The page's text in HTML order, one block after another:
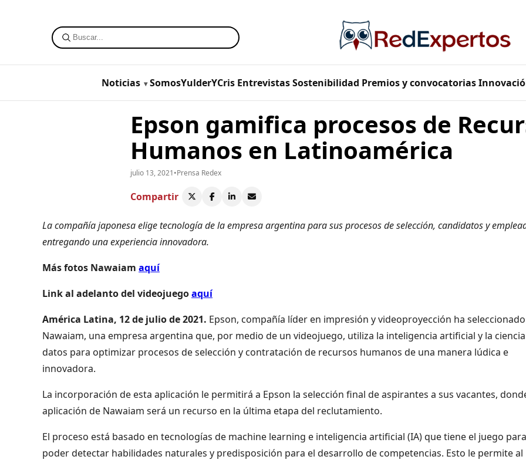
Noticias SomosYulderYCris Entrevistas Sostenibilidad Premios y convocatorias
Epson gamifica procesos de
Humanos en Latinoamérica
julio 13, 2021•Prensa Redex
Compartir
La compañía japonesa elige tecnología de la empresa argentinapara sus procesos de selección, candidatos y
entregando una experiencia innovadora.
Más fotos Nawaiam aquí
Link al adelanto del videojuegoaquí
América Latina, 12 de julio de 2021. Epson, compañía líder en impresión y videoproyección ha
Nawaiam, una empresa argentina que, por medio de un videojuego, utiliza la inteligencia artificial y la
datos para optimizar procesos de selección y contratación de recursos humanos de una manera lúdica e
innovadora.
La incorporación de esta aplicación le permitirá a Epson la selección final de aspirantes a sus vacantes,
aplicación de Nawaiam será un recurso en la última etapa del reclutamiento.
El proceso está basado en tecnologías de machine learning e inteligencia artificial (IA) que tiene el juego para
poder detectar habilidades naturales y predisposición para el desarrollo de competencias. Esto le permite al